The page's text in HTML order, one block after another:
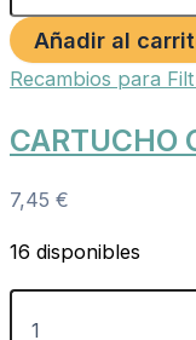
Añadir al
Recambios para
CARTUCHO
7,45 €
16 disponibles